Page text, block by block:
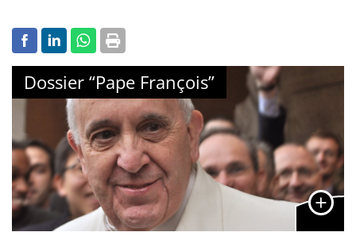
Dossier “Pape François”